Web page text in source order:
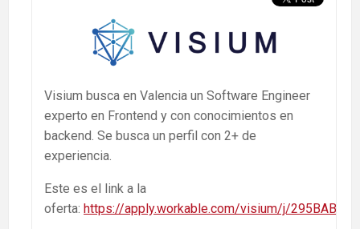
Visium busca en Valencia un Software Engineer
experto en Frontend y con conocimientos en
backend. Se busca un perfil con 2+ de
experiencia.
Este es el link a la
oferta: https://apply.workable.com/visium/j/